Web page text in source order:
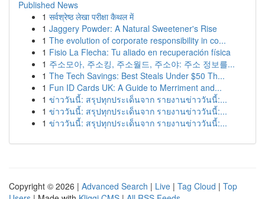
Published News
1 सर्वश्रेष्ठ लेखा परीक्षा कैथल में
1 Jaggery Powder: A Natural Sweetener's Rise
1 The evolution of corporate responsibility in co...
1 Fisio La Flecha: Tu aliado en recuperación física
1 주소모아, 주소킹, 주소월드, 주소야: 주소 정보를...
1 The Tech Savings: Best Steals Under $50 Th...
1 Fun ID Cards UK: A Guide to Merriment and...
1 ข่าววันนี้: สรุปทุกประเด็นจาก รายงานข่าววันนี้:...
1 ข่าววันนี้: สรุปทุกประเด็นจาก รายงานข่าววันนี้:...
1 ข่าววันนี้: สรุปทุกประเด็นจาก รายงานข่าววันนี้:...
Copyright © 2026 | Advanced Search | Live | Tag Cloud | Top